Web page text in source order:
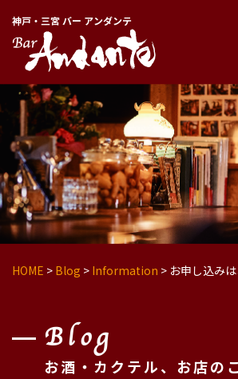
神戸・三宮 バー アンダンテ
HOME > Blog > Information > お申し込み
Blog
お酒・カクテル、お店の